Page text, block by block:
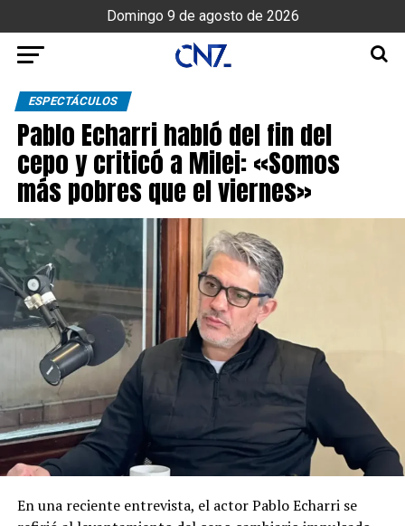
Domingo 9 de agosto de 2026
ESPECTÁCULOS
Pablo Echarri habló del fin del
cepo y criticó a Milei: «Somos
más pobres que el viernes»
En una reciente entrevista, el actor Pablo Echarri se